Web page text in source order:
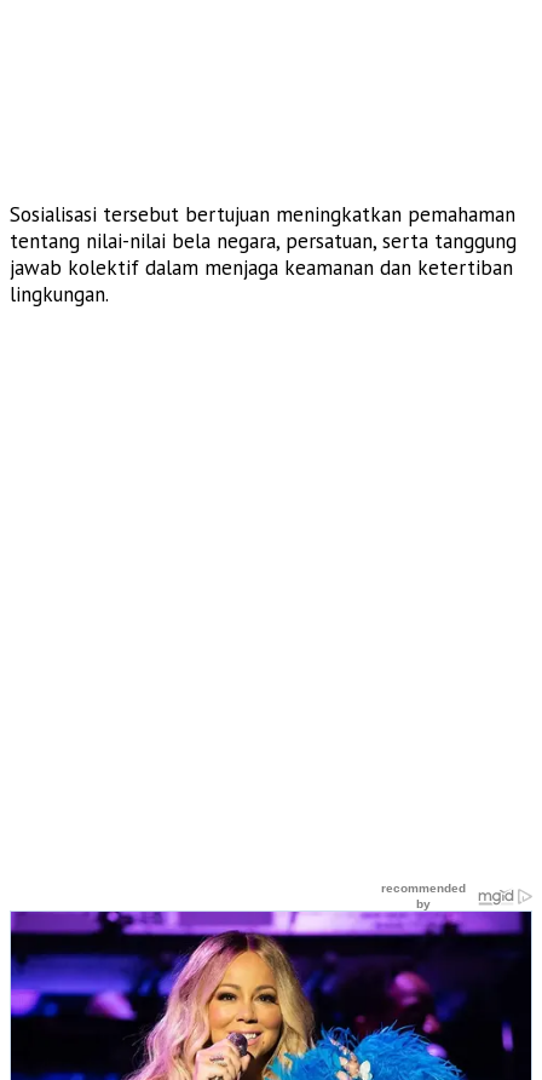
Sosialisasi tersebut bertujuan meningkatkan pemahaman
tentang nilai-nilai bela negara, persatuan, serta tanggung
jawab kolektif dalam menjaga keamanan dan ketertiban
lingkungan.